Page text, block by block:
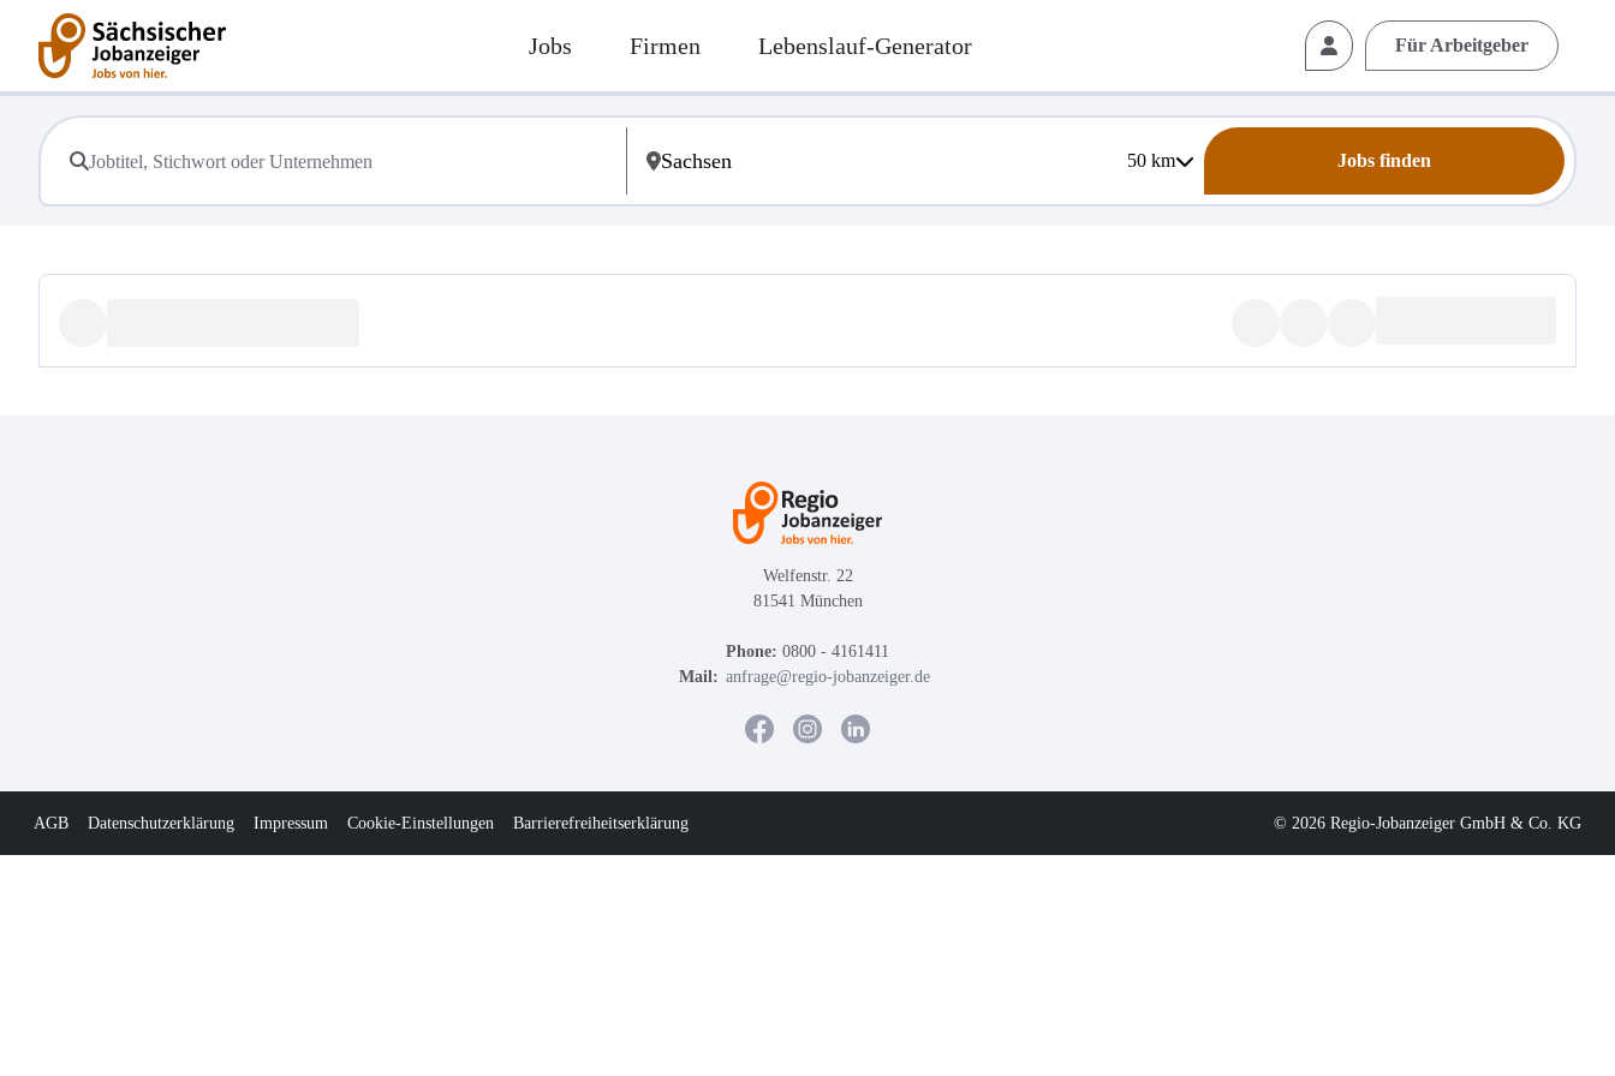
Jobs Firmen Lebenslauf-Generator Für Arbeitgeber
50km Jobs finden
Welfenstr. 22
81541 München
Phone: 0800 - 4161411
Mail: anfrage@regio-jobanzeiger.de
AGB Datenschutzerklärung Impressum Cookie-Einstellungen Barrierefreiheitserklärung © 2026 Regio-Jobanzeiger GmbH & Co. KG